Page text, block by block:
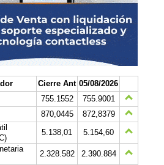
Cierre Ant 05/08/2026
755.1552
755.9001
870,0445
872,8379
5.138,01
5.154,60
2.328.582
2.390.884